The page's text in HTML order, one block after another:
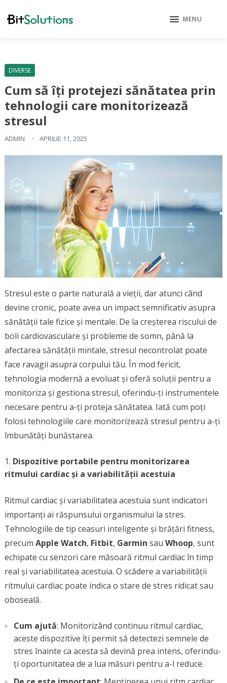
MENU
DIVERSE
Cum să îți protejezi sănătatea prin
tehnologii care monitorizează
stresul
ADMIN APRILIE 11, 2025
Stresul este o parte naturală a vieții, dar atunci când
devine cronic, poate avea un impact semnificativ asupra
sănătății tale fizice și mentale. De la creșterea riscului de
boli cardiovasculare și probleme de somn, până la
afectarea sănătății mintale, stresul necontrolat poate
face ravagii asupra corpului tău. În mod fericit,
tehnologia modernă a evoluat și oferă soluții pentru a
monitoriza și gestiona stresul, oferindu-ți instrumentele
necesare pentru a-ți proteja sănătatea. Iată cum poți
folosi tehnologiile care monitorizează stresul pentru a-ți
îmbunătăți bunăstarea.
Dispozitive portabile pentru monitorizarea
ritmului cardiac și a variabilității acestuia
Ritmul cardiac și variabilitatea acestuia sunt indicatori
importanți ai răspunsului organismului la stres.
Tehnologiile de tip ceasuri inteligente și brățări fitness,
precum Apple Watch, Fitbit, Garmin sau Whoop, sunt
echipate cu senzori care măsoară ritmul cardiac în timp
real și variabilitatea acestuia. O scădere a variabilității
ritmului cardiac poate indica o stare de stres ridicat sau
oboseală.
Cum ajută: Monitorizând continuu ritmul cardiac,
aceste dispozitive îți permit să detectezi semnele de
stres înainte ca acesta să devină prea intens, oferindu-
ți oportunitatea de a lua măsuri pentru a-l reduce.